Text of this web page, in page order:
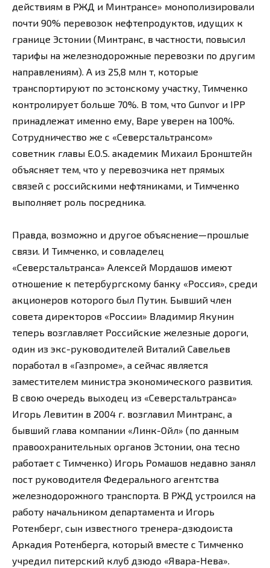
действиям в РЖД и Минтрансе» монополизировали
почти 90% перевозок нефтепродуктов, идущих к
границе Эстонии (Минтранс, в частности, повысил
тарифы на железнодорожные перевозки по другим
направлениям). А из 25,8 млн т, которые
транспортируют по эстонскому участку, Тимченко
контролирует больше 70%. В том, что Gunvor и IPP
принадлежат именно ему, Варе уверен на 100%.
Сотрудничество же с «Северстальтрансом»
советник главы E.O.S. академик Михаил Бронштейн
объясняет тем, что у перевозчика нет прямых
связей с российскими нефтяниками, и Тимченко
выполняет роль посредника.
Правда, возможно и другое объяснение—прошлые
связи. И Тимченко, и совладелец
«Северстальтранса» Алексей Мордашов имеют
отношение к петербургскому банку «Россия», среди
акционеров которого был Путин. Бывший член
совета директоров «России» Владимир Якунин
теперь возглавляет Российские железные дороги,
один из экс-руководителей Виталий Савельев
поработал в «Газпроме», а сейчас является
заместителем министра экономического развития.
В свою очередь выходец из «Северстальтранса»
Игорь Левитин в 2004 г. возглавил Минтранс, а
бывший глава компании «Линк-Ойл» (по данным
правоохранительных органов Эстонии, она тесно
работает с Тимченко) Игорь Ромашов недавно занял
пост руководителя Федерального агентства
железнодорожного транспорта. В РЖД устроился на
работу начальником департамента и Игорь
Ротенберг, сын известного тренера-дзюдоиста
Аркадия Ротенберга, который вместе с Тимченко
учредил питерский клуб дзюдо «Явара-Нева».